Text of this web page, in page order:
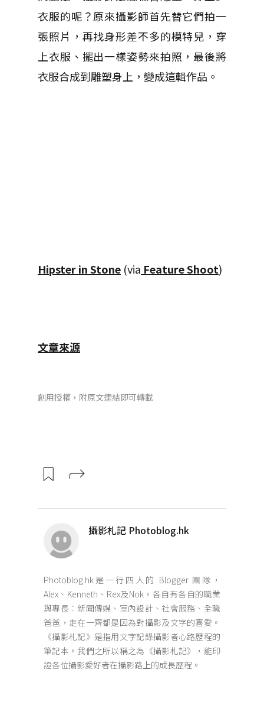
衣服的呢？原來攝影師首先替它們拍一
張照片，再找身形差不多的模特兒，穿
上衣服、擺出一樣姿勢來拍照，最後將
衣服合成到雕塑身上，變成這輯作品。
Hipster in Stone (via Feature Shoot)
文章來源
創用授權，附原文連結即可轉載
攝影札記 Photoblog.hk
Photoblog.hk是一行四人的 Blogger 團隊，
Alex、Kenneth、Rex及Nok，各自有各自的職業
與專長︰新聞傳媒、室內設計、社會服務、全職
爸爸，走在一齊都是因為對攝影及文字的喜愛。
《攝影札記》是指用文字記錄攝影者心路歷程的
筆記本。我們之所以稱之為《攝影札記》，能印
證各位攝影愛好者在攝影路上的成長歷程。